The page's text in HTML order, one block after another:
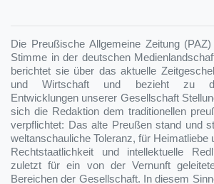
Die Preußische Allgemeine Zeitung
Stimme in der deutschen
berichtet sie über das aktuelle
und Wirtschaft und bezieht zu
Entwicklungen unserer Gesellschaft
sich die Redaktion dem traditionellen
verpflichtet: Das alte Preußen stand und
weltanschauliche Toleranz, für Heimatliebe
Rechtstaatlichkeit und intellektuelle
zuletzt für ein von der Vernunft
Bereichen der Gesellschaft. In diesem